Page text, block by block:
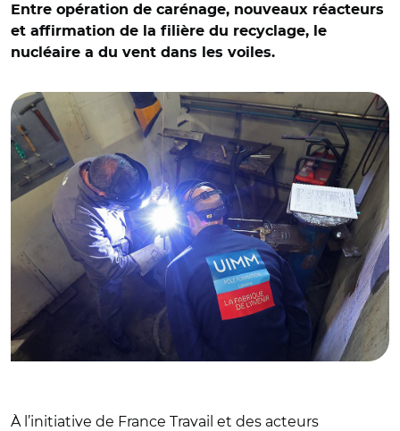
Entre opération de carénage, nouveaux réacteurs
et affirmation de la filière du recyclage, le
nucléaire a du vent dans les voiles.
© Fred MARVAUX-REA / Formation aux métiers du
À l’initiative de France Travail et des acteurs